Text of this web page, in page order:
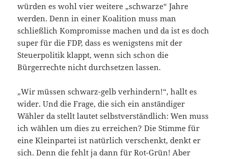
würden es wohl vier weitere „schwarze“ Jahre
werden. Denn in einer Koalition muss man
schließlich Kompromisse machen und da ist es doch
super für die FDP, dass es wenigstens mit der
Steuerpolitik klappt, wenn sich schon die
Bürgerrechte nicht durchsetzen lassen.
„Wir müssen schwarz-gelb verhindern!“, hallt es
wider. Und die Frage, die sich ein anständiger
Wähler da stellt lautet selbstverständlich: Wen muss
ich wählen um dies zu erreichen? Die Stimme für
eine Kleinpartei ist natürlich verschenkt, denkt er
sich. Denn die fehlt ja dann für Rot-Grün! Aber